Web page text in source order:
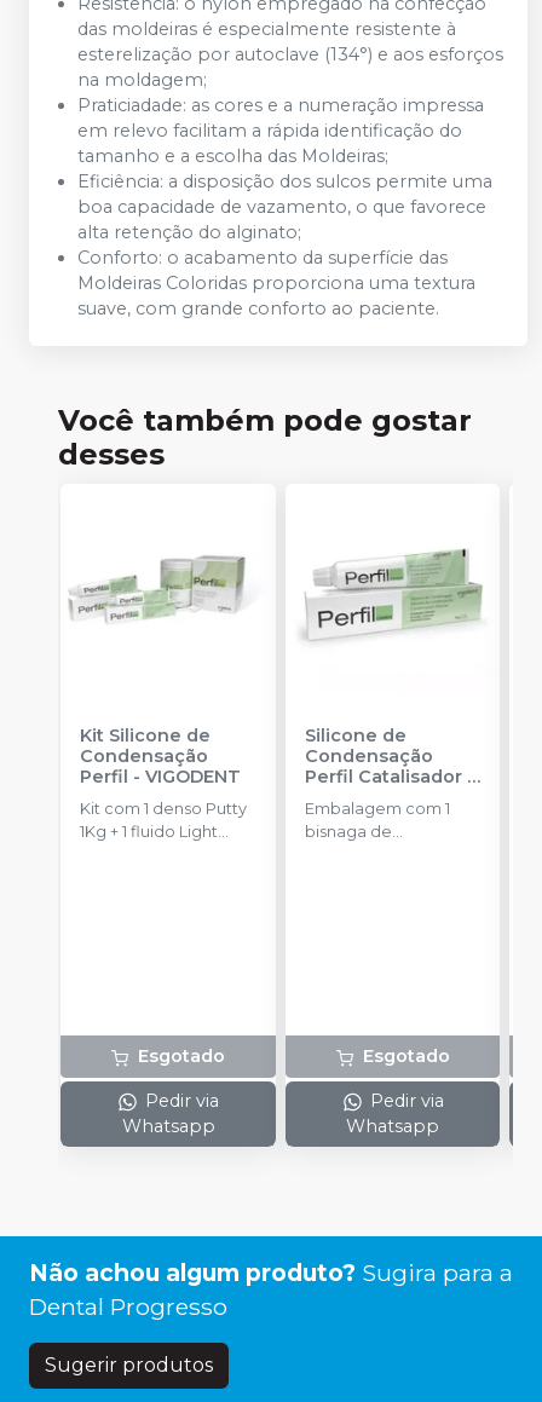
das moldeiras é especialmente resistente à
esterelização por autoclave (134°) e aos esforços
na moldagem;
Praticiadade: as cores e a numeração impressa
em relevo facilitam a rápida identificação do
tamanho e a escolha das Moldeiras;
Eficiência: a disposição dos sulcos permite uma
boa capacidade de vazamento, o que favorece
alta retenção do alginato;
Conforto: o acabamento da superfície das
Moldeiras Coloridas proporciona uma textura
suave, com grande conforto ao paciente.
Você também pode gostar
desses
Kit Silicone de
Condensação
Perfil -VIGODENT
Kit com 1 denso Putty
1Kg + 1 fluido Light
Esgotado
Pedir via
Whatsapp
Silicone de
Condensação
Perfil Catalisador-
VIGODENT
Embalagem com 1
bisnaga de
Esgotado
Pedir via
Whatsapp
Não achou algum produto? Sugira para a
Dental Progresso
Sugerir produtos